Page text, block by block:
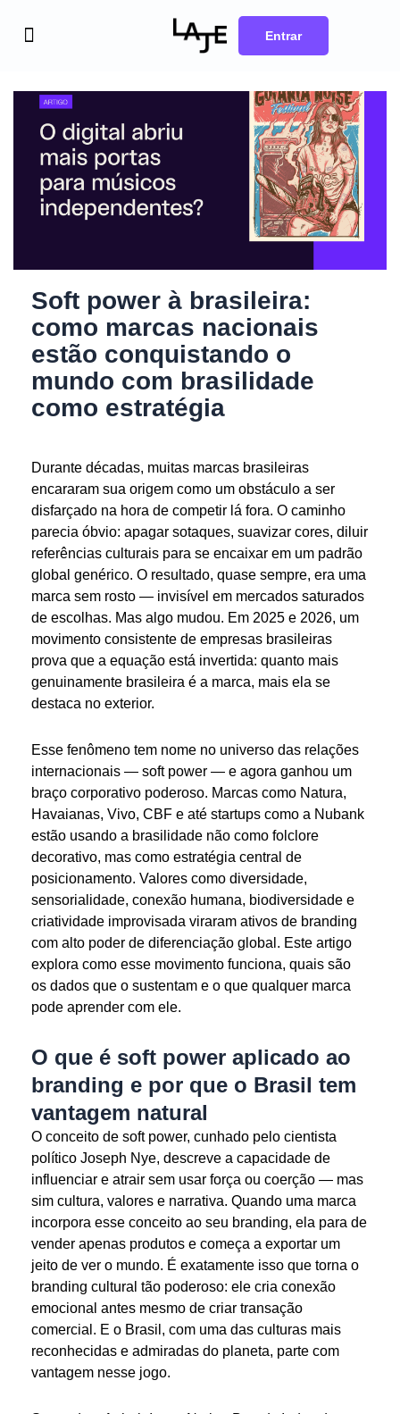
Entrar
Soft power à brasileira:
como marcas nacionais
estão conquistando o
mundo com brasilidade
como estratégia
Durante décadas, muitas marcas brasileiras
encararam sua origem como um obstáculo a ser
disfarçado na hora de competir lá fora. O caminho
parecia óbvio: apagar sotaques, suavizar cores, diluir
referências culturais para se encaixar em um padrão
global genérico. O resultado, quase sempre, era uma
marca sem rosto — invisível em mercados saturados
de escolhas. Mas algo mudou. Em 2025 e 2026, um
movimento consistente de empresas brasileiras
prova que a equação está invertida: quanto mais
genuinamente brasileira é a marca, mais ela se
destaca no exterior.
Esse fenômeno tem nome no universo das relações
internacionais — soft power — e agora ganhou um
braço corporativo poderoso. Marcas como Natura,
Havaianas, Vivo, CBF e até startups como a Nubank
estão usando a brasilidade não como folclore
decorativo, mas como estratégia central de
posicionamento. Valores como diversidade,
sensorialidade, conexão humana, biodiversidade e
criatividade improvisada viraram ativos de branding
com alto poder de diferenciação global. Este artigo
explora como esse movimento funciona, quais são
os dados que o sustentam e o que qualquer marca
pode aprender com ele.
O que é soft power aplicado ao
branding e por que o Brasil tem
vantagem natural
O conceito de soft power, cunhado pelo cientista
político Joseph Nye, descreve a capacidade de
influenciar e atrair sem usar força ou coerção — mas
sim cultura, valores e narrativa. Quando uma marca
incorpora esse conceito ao seu branding, ela para de
vender apenas produtos e começa a exportar um
jeito de ver o mundo. É exatamente isso que torna o
branding cultural tão poderoso: ele cria conexão
emocional antes mesmo de criar transação
comercial. E o Brasil, com uma das culturas mais
reconhecidas e admiradas do planeta, parte com
vantagem nesse jogo.